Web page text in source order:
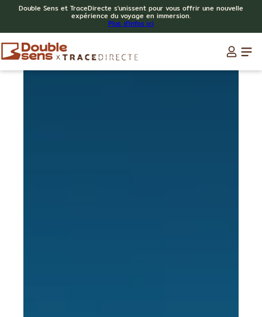
Double Sens et TraceDirecte s'unissent pour vous offrir une nouvelle
expérience du voyage en immersion.
Plus d'infos ici